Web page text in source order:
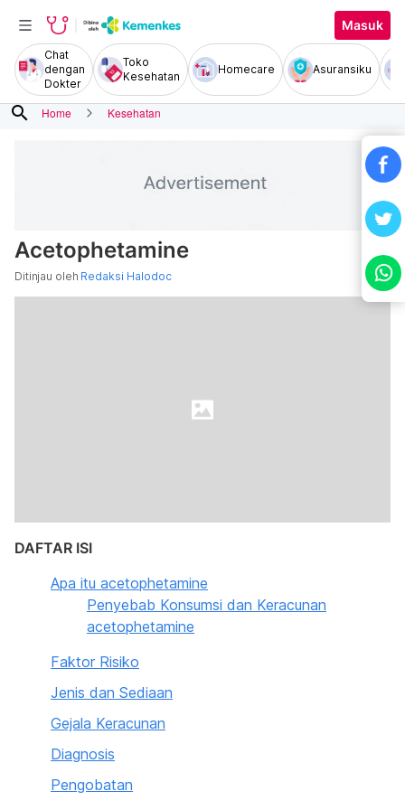
Masuk
Chat
dengan
Dokter
Toko
Kesehatan
Homecare Asuransiku
search Home Kesehatan
Acetophetamine
Ditinjau oleh Redaksi Halodoc
DAFTAR ISI
Apa itu acetophetamine
Penyebab Konsumsi dan Keracunan
acetophetamine
Faktor Risiko
Jenis dan Sediaan
Gejala Keracunan
Diagnosis
Pengobatan